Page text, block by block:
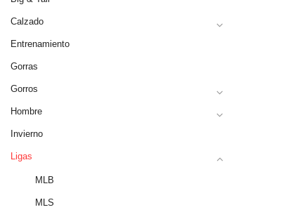
Calzado
Entrenamiento
Gorras
Gorros
Hombre
Invierno
Ligas
MLB
MLS